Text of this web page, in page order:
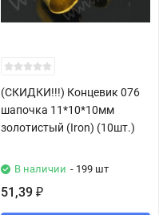
(СКИДКИ!!!) Концевик 076
шапочка 11*10*10мм
золотистый (Iron) (10шт.)
В наличии - 199 шт
51,39 ₽